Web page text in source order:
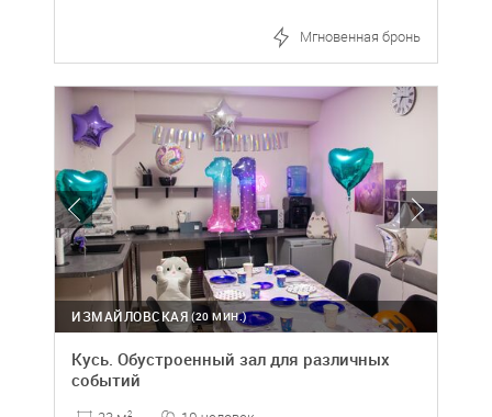
Мгновенная бронь
(20 МИН.)
ИЗМАЙЛОВСКАЯ
Кусь. Обустроенный зал для различных
событий
2